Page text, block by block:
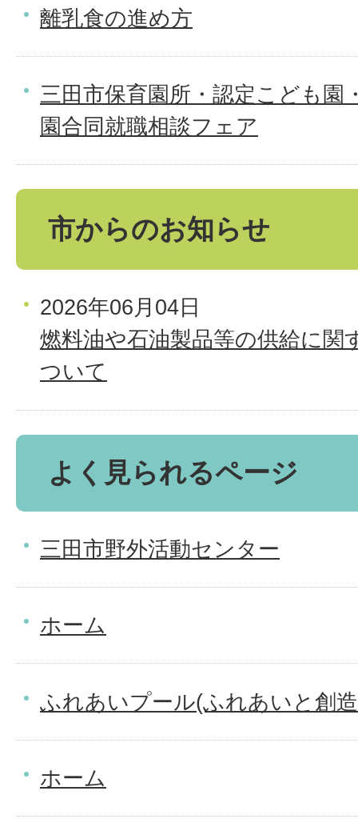
離乳食の進め方
三田市保育園所・認定こども園
園合同就職相談フェア
市からのお知らせ
2026年06月04日
燃料油や石油製品等の供給に関
ついて
よく見られるページ
三田市野外活動センター
ホーム
ふれあいプール(ふれあいと創
ホーム